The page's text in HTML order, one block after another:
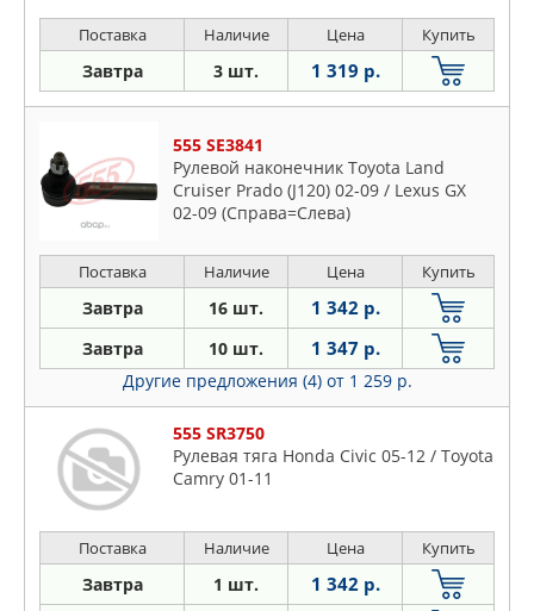
Поставка Наличие Цена Купить
Завтра 3 шт. 1 319 р.
555 SE3841
Рулевой наконечник Toyota Land
Cruiser Prado (J120) 02-09 / Lexus GX
02-09 (Справа=Слева)
Поставка Наличие Цена Купить
Завтра 16 шт. 1 342 р.
Завтра 10 шт. 1 347 р.
Другие предложения (4) от 1 259 р.
555 SR3750
Рулевая тяга Honda Civic 05-12 / Toyota
Camry 01-11
Поставка Наличие Цена Купить
Завтра 1 шт. 1 342 р.